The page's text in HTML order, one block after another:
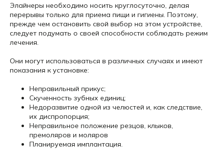
Элайнеры необходимо носить круглосуточно, делая
перерывы только для приема пищи и гигиены. Поэтому,
прежде чем остановить свой выбор на этом устройстве,
следует подумать о своей способности соблюдать режим
лечения.
Они могут использоваться в различных случаях и имеют
показания к установке:
Неправильный прикус;
Скученность зубных единиц;
Недоразвитие одной из челюстей и, как следствие,
их диспропорция;
Неправильное положение резцов, клыков,
премоляров и моляров
Планируемая имплантация.